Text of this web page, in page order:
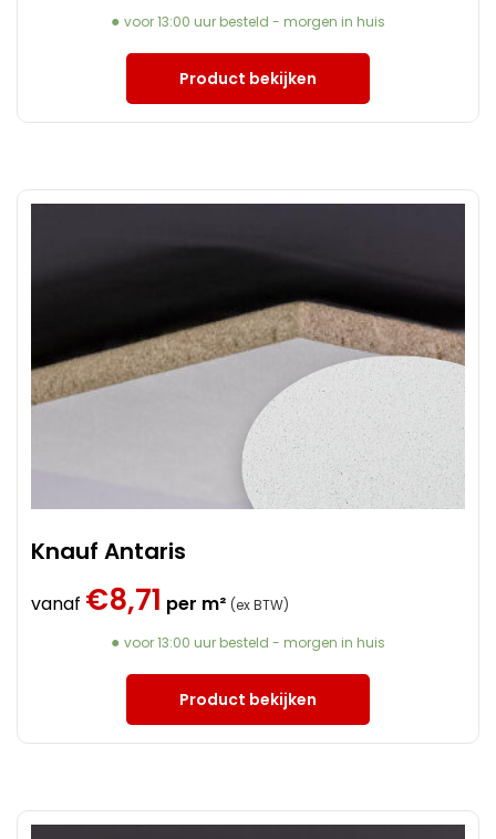
voor 13:00 uur besteld - morgen in huis
Product bekijken
Knauf Antaris
vanaf €8,71 per m² (ex BTW)
voor 13:00 uur besteld - morgen in huis
Product bekijken